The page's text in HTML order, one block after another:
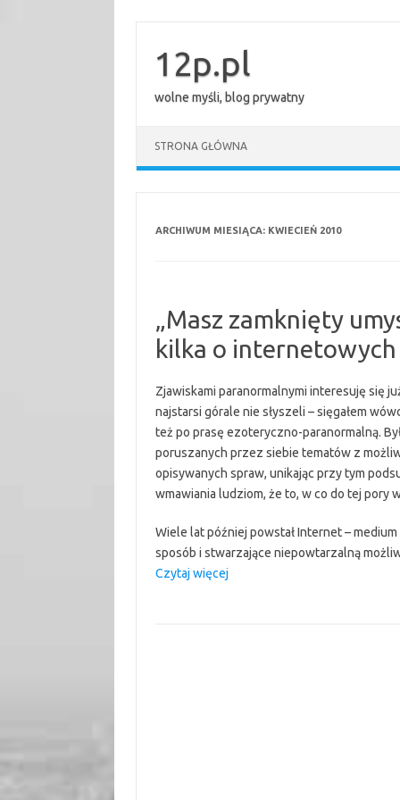
treści12p.pl
wolne myśli, blog prywatny
STRONA GŁÓWNA
ARCHIWUM MIESIĄCA: KWIECIEŃ 2010
„Masz zamknięty
kilka o
Zjawiskami paranormalnymi interesuję się
najstarsi górale nie słyszeli – sięgałem
też po prasę ezoteryczno-paranormalną.
poruszanych przez siebie tematów z
opisywanych spraw, unikając przy tym
wmawiania ludziom, że to, w co do tej pory
Wiele lat później powstał Internet –
sposób i stwarzające niepowtarzalną
Czytaj więcej“„Masz